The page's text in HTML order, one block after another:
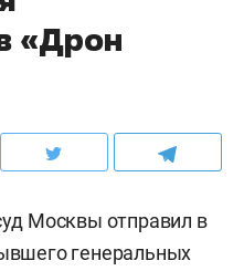
«Дрон
Москвы отправил в
генеральных